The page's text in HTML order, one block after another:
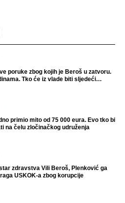
poruke zbog kojih je Beroš u zatvoru.
Tko će iz vlade biti sljedeći
primio mito od 75 000 eura. Evo tko bi
na čelu zločinačkog udruženja
zdravstva Vili Beroš, Plenković ga
USKOK-a zbog korupcije